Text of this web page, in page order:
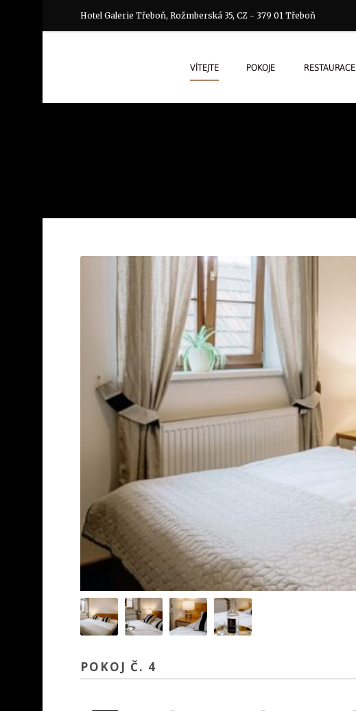
Hotel Galerie Třeboň, Rožmberská 35, CZ - 379 01 Třeboň
VÍTEJTE POKOJE RESTAURACE
POKOJ Č. 4